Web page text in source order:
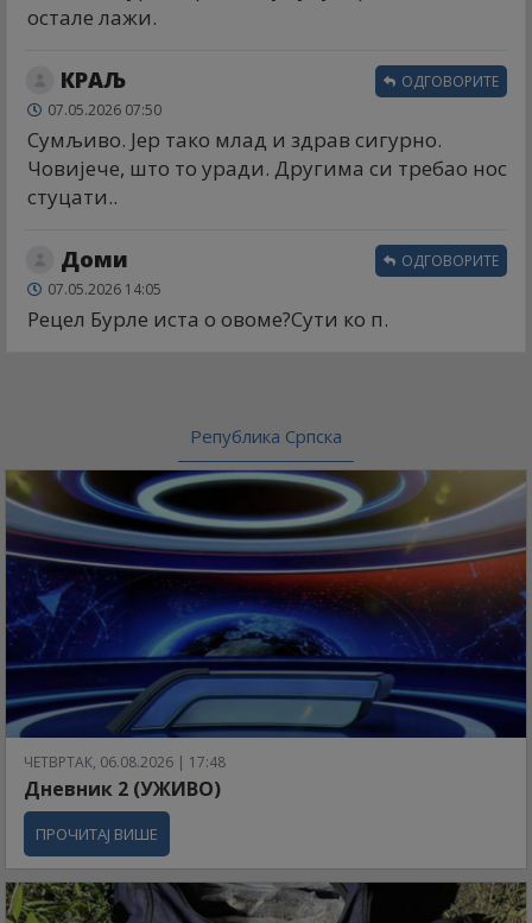
остале лажи.
КРАЉ
07.05.2026 07:50
Сумљиво. Јер тако млад и здрав сигурно.
Човијече, што то уради. Другима си требао нос
стуцати..
ОДГОВОРИТЕ
Доми
07.05.2026 14:05
Рецел Бурле иста о овоме?Сути ко п.
ОДГОВОРИТЕ
Република Српска
ЧЕТВРТАК, 06.08.2026 | 17:48
Дневник 2 (УЖИВО)
ПРОЧИТАЈ ВИШЕ